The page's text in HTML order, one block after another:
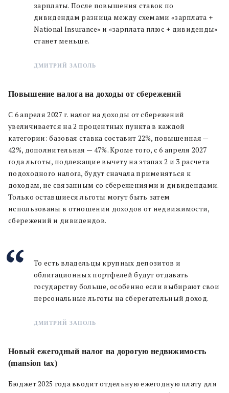
зарплаты. После повышения ставок по
дивидендам разница между схемами «зарплата +
National Insurance» и «зарплата плюс + дивиденды»
станет меньше.
ДМИТРИЙ ЗАПОЛЬ
Повышение налога на доходы от сбережений
С 6 апреля 2027 г. налог на доходы от сбережений
увеличивается на 2 процентных пункта в каждой
категории: базовая ставка составит 22%, повышенная —
42%, дополнительная — 47%. Кроме того, с 6 апреля 2027
года льготы, подлежащие вычету на этапах 2 и 3 расчета
подоходного налога, будут сначала применяться к
доходам, не связанным со сбережениями и дивидендами.
Только оставшиеся льготы могут быть затем
использованы в отношении доходов от недвижимости,
сбережений и дивидендов.
То есть владельцы крупных депозитов и
облигационных портфелей будут отдавать
государству больше, особенно если выбирают свои
персональные льготы на сберегательный доход.
ДМИТРИЙ ЗАПОЛЬ
Новый ежегодный налог на дорогую недвижимость
(mansion tax)
Бюджет 2025 года вводит отдельную ежегодную плату для